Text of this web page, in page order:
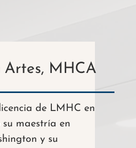
MHCA
de LMHC en
maestría en
y su